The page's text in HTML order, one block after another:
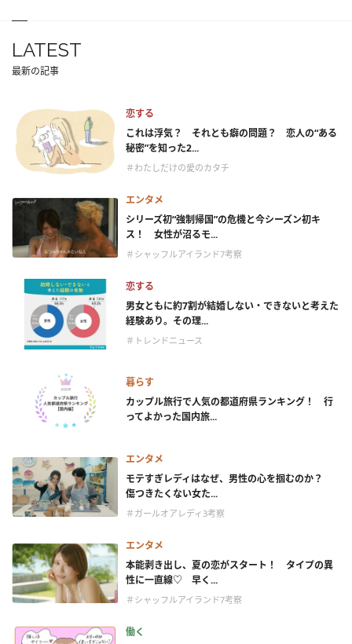
LATEST
最新の記事
恋する
これは浮気？ それとも癖の問題？ 恋人の“ある
秘密”を知った2...
＃わたしだけの愛のカタチ
エンタメ
シリーズ初“強制帰国”の危機と今シーズン初キ
ス！ 女性が沼るモ...
＃シャッフルアイランド7考察
恋する
男女ともに約7割が結婚しない・できないと考えた
経験あり。その理...
＃トレンドニュース
暮らす
カップル旅行で人気の都道府県ランキング！ 行
ってよかった国内旅...
エンタメ
モテすぎレディはなぜ、男性の心を掴むのか？
傷つきたくない女た...
＃ガールオアレディ3考察
エンタメ
本能剥き出し、夏の恋がスタート！ タイプの異
性に一直線♡ 早く...
＃シャッフルアイランド7考察
働く